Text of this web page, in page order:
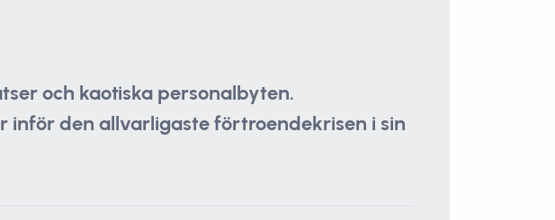
och kaotiska personalbyten.
inför den allvarligaste förtroendekrisen i sin